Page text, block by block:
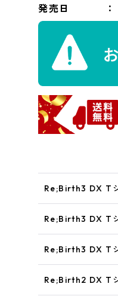
発売日
Re;Birth3 DX T
Re;Birth3 DX T
Re;Birth3 DX T
Re;Birth2 DX T